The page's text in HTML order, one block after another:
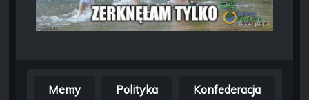
Memy Polityka Konfederacja